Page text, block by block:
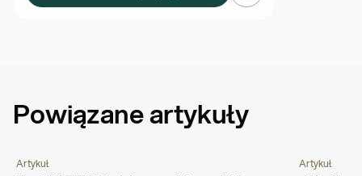
Powiązane artykuły
Artykuł Artykuł